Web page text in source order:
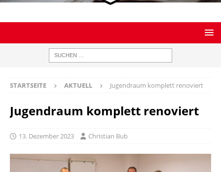
STARTSEITE AKTUELL Jugendraum komplett renoviert
Jugendraum komplett renoviert
13. Dezember 2023 Christian Bub